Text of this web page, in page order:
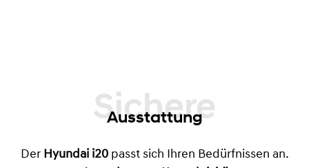
Sichere
Ausstattung
Der Hyundai i20passt sich Ihren Bedürfnissen an.